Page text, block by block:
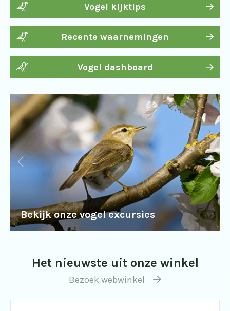
Vogel kijktips
Recente waarnemingen
Vogel dashboard
Bekijk onze vogel excursies
Het nieuwste uit onze winkel
Bezoek webwinkel